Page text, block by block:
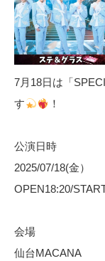
7月18日は「
す
！
公演日時
2025/07/18(金）
OPEN18:20/
会場
仙台MACANA